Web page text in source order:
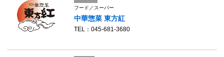
フード／スーパー
中華惣菜 東方紅
TEL：045-681-3680